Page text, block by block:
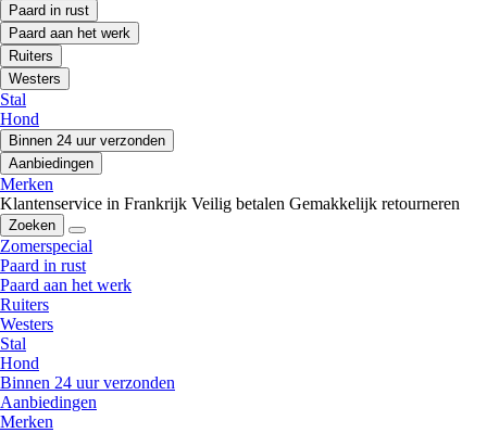
Paard in rust
Paard aan het werk
Ruiters
Westers
Stal
Hond
Binnen 24 uur verzonden
Aanbiedingen
Merken
Klantenservice in Frankrijk Veilig betalen Gemakkelijk retourneren
Zoeken
Zomerspecial
Paard in rust
Paard aan het werk
Ruiters
Westers
Stal
Hond
Binnen 24 uur verzonden
Aanbiedingen
Merken